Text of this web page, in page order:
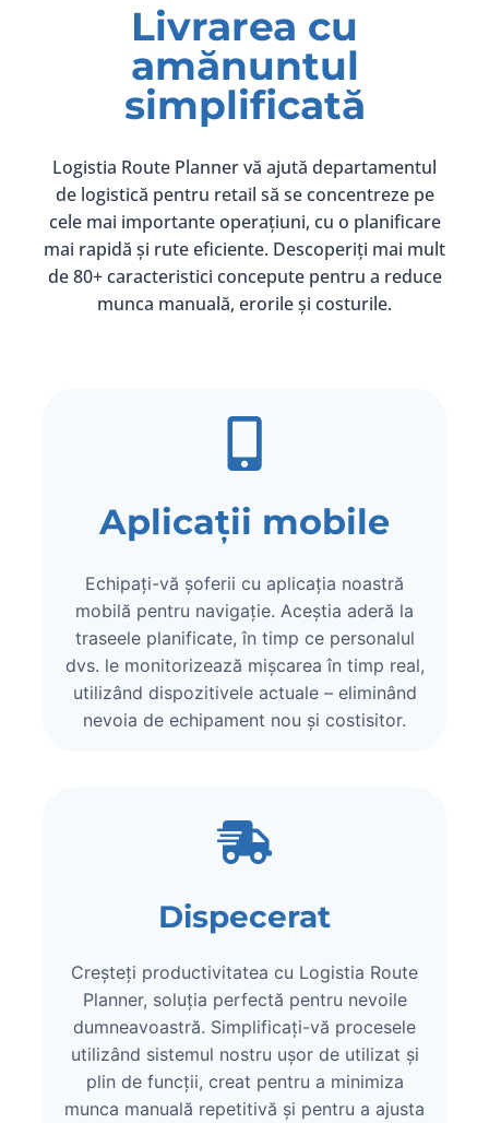
Livrarea cu
amănuntul
simplificată
Logistia Route Planner vă ajută departamentul
de logistică pentru retail să se concentreze pe
cele mai importante operațiuni, cu o planificare
mai rapidă și rute eficiente. Descoperiți mai mult
de 80+ caracteristici concepute pentru a reduce
munca manuală, erorile și costurile.
Aplicații mobile
Echipați-vă șoferii cu aplicația noastră
mobilă pentru navigație. Aceștia aderă la
traseele planificate, în timp ce personalul
dvs. le monitorizează mișcarea în timp real,
utilizând dispozitivele actuale – eliminând
nevoia de echipament nou și costisitor.
Dispecerat
Creșteți productivitatea cu Logistia Route
Planner, soluția perfectă pentru nevoile
dumneavoastră. Simplificați-vă procesele
utilizând sistemul nostru ușor de utilizat și
plin de funcții, creat pentru a minimiza
munca manuală repetitivă și pentru a ajusta